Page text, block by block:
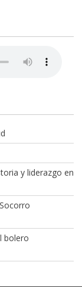
y liderazgo en
bolero